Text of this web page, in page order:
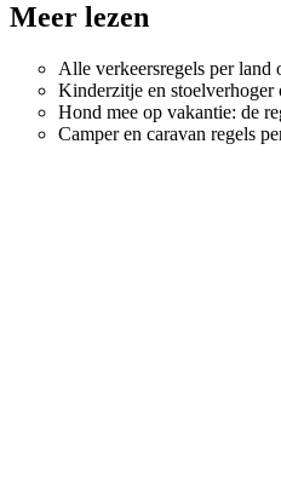
Meer lezen
Alle verkeersregels per land
Kinderzitje en stoelverhoger
Hond mee op vakantie: de
Camper en caravan regels